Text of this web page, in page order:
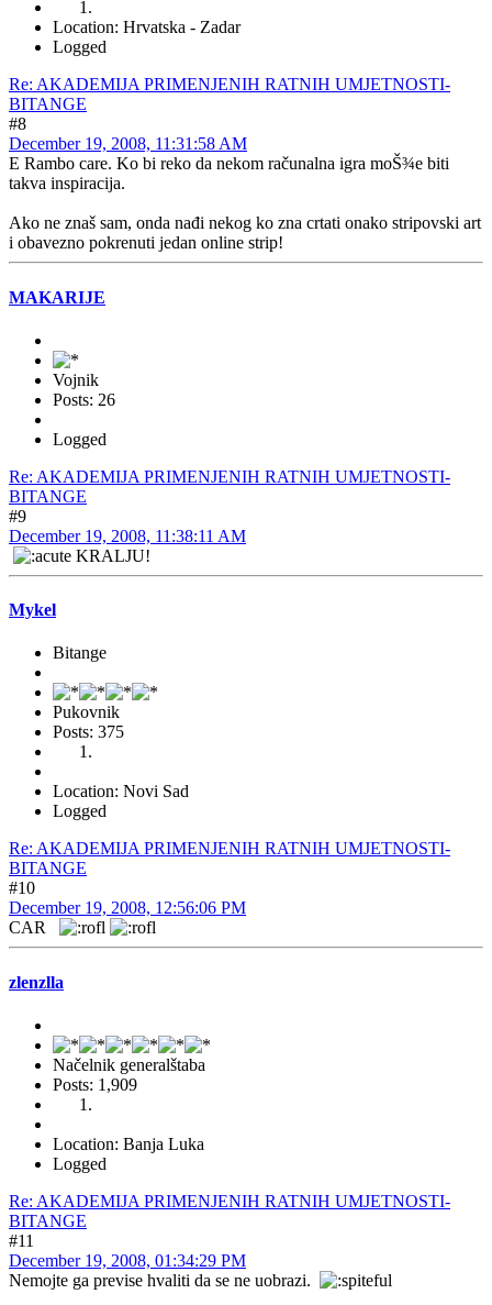
Location: Hrvatska - Zadar
Logged
Re: AKADEMIJA PRIMENJENIH RATNIH UMJETNOSTI-
BITANGE
#8
December 19, 2008, 11:31:58 AM
E Rambo care. Ko bi reko da nekom računalna igra moŠ¾e biti
takva inspiracija.
Ako ne znaš sam, onda nađi nekog ko zna crtati onako stripovski art
i obavezno pokrenuti jedan online strip!
MAKARIJE
Vojnik
Posts: 26
Logged
Re: AKADEMIJA PRIMENJENIH RATNIH UMJETNOSTI-
BITANGE
#9
December 19, 2008, 11:38:11 AM
KRALJU!
Mykel
Bitange
Pukovnik
Posts: 375
Location: Novi Sad
Logged
Re: AKADEMIJA PRIMENJENIH RATNIH UMJETNOSTI-
BITANGE
#10
December 19, 2008, 12:56:06 PM
CAR
zlenzlla
Načelnik generalštaba
Posts: 1,909
Location: Banja Luka
Logged
Re: AKADEMIJA PRIMENJENIH RATNIH UMJETNOSTI-
BITANGE
#11
December 19, 2008, 01:34:29 PM
Nemojte ga previse hvaliti da se ne uobrazi.